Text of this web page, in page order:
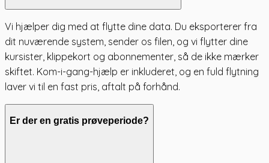
Vi hjælper dig med at flytte dine data. Du eksporterer fra
dit nuværende system, sender os filen, og vi flytter dine
kursister, klippekort og abonnementer, så de ikke mærker
skiftet. Kom-i-gang-hjælp er inkluderet, og en fuld flytning
laver vi til en fast pris, aftalt på forhånd.
Er der en gratis prøveperiode?